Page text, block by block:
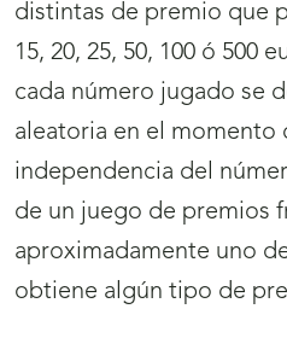
distintas de premio que
15, 20, 25, 50, 100 ó 500
cada número jugado se
aleatoria en el momento
independencia del
de un juego de premios
aproximadamente uno
obtiene algún tipo de